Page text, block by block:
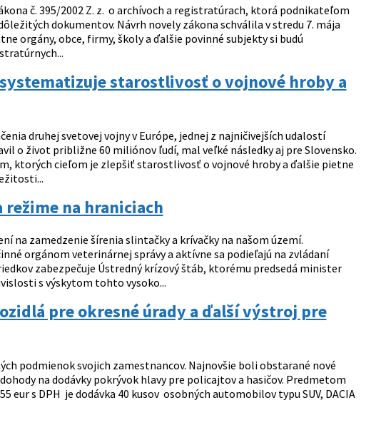
č. 395/2002 Z. z. o archívoch a registratúrach, ktorá podnikateľom
dokumentov. Návrh novely zákona schválila v stredu 7. mája
orgány, obce, firmy, školy a ďalšie povinné subjekty si budú
starostlivosť o vojnové hroby a
druhej svetovej vojny v Európe, jednej z najničivejších udalostí
o život približne 60 miliónov ľudí, mal veľké následky aj pre Slovensko.
ktorých cieľom je zlepšiť starostlivosť o vojnové hroby a ďalšie pietne
na hraniciach
na zamedzenie šírenia slintačky a krívačky na našom území.
orgánom veterinárnej správy a aktívne sa podieľajú na zvládaní
zabezpečuje Ústredný krízový štáb, ktorému predsedá minister
s výskytom tohto vysoko...
pre okresné úrady a ďalší výstroj pre
podmienok svojich zamestnancov. Najnovšie boli obstarané nové
na dodávky pokrývok hlavy pre policajtov a hasičov. Predmetom
eur s DPH je dodávka 40 kusov osobných automobilov typu SUV, DACIA